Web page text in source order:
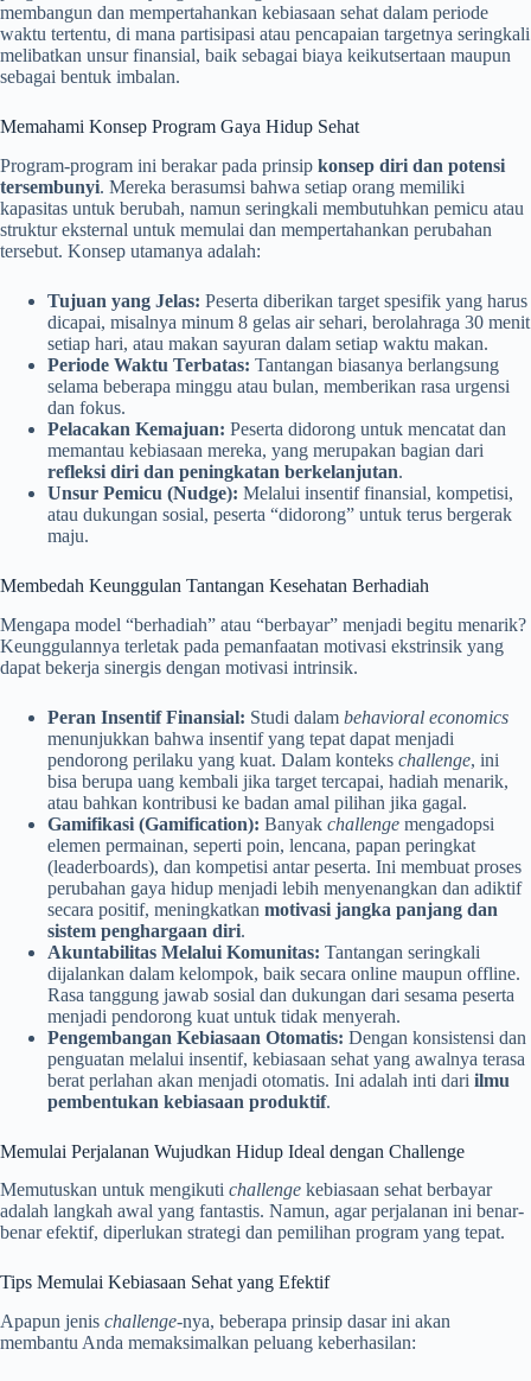
membangun dan mempertahankan kebiasaan sehat dalam periode
waktu tertentu, di mana partisipasi atau pencapaian targetnya seringkali
melibatkan unsur finansial, baik sebagai biaya keikutsertaan maupun
sebagai bentuk imbalan.
Memahami Konsep Program Gaya Hidup Sehat
Program-program ini berakar pada prinsip konsep diri dan potensi
tersembunyi. Mereka berasumsi bahwa setiap orang memiliki
kapasitas untuk berubah, namun seringkali membutuhkan pemicu atau
struktur eksternal untuk memulai dan mempertahankan perubahan
tersebut. Konsep utamanya adalah:
Tujuan yang Jelas: Peserta diberikan target spesifik yang harus
dicapai, misalnya minum 8 gelas air sehari, berolahraga 30 menit
setiap hari, atau makan sayuran dalam setiap waktu makan.
Periode Waktu Terbatas: Tantangan biasanya berlangsung
selama beberapa minggu atau bulan, memberikan rasa urgensi
dan fokus.
Pelacakan Kemajuan: Peserta didorong untuk mencatat dan
memantau kebiasaan mereka, yang merupakan bagian dari
refleksi diri dan peningkatan berkelanjutan.
Unsur Pemicu (Nudge): Melalui insentif finansial, kompetisi,
atau dukungan sosial, peserta “didorong” untuk terus bergerak
maju.
Membedah Keunggulan Tantangan Kesehatan Berhadiah
Mengapa model “berhadiah” atau “berbayar” menjadi begitu menarik?
Keunggulannya terletak pada pemanfaatan motivasi ekstrinsik yang
dapat bekerja sinergis dengan motivasi intrinsik.
Peran Insentif Finansial: Studi dalam behavioral economics
menunjukkan bahwa insentif yang tepat dapat menjadi
pendorong perilaku yang kuat. Dalam konteks challenge, ini
bisa berupa uang kembali jika target tercapai, hadiah menarik,
atau bahkan kontribusi ke badan amal pilihan jika gagal.
Gamifikasi (Gamification): Banyak challenge mengadopsi
elemen permainan, seperti poin, lencana, papan peringkat
(leaderboards), dan kompetisi antar peserta. Ini membuat proses
perubahan gaya hidup menjadi lebih menyenangkan dan adiktif
secara positif, meningkatkan motivasi jangka panjang dan
sistem penghargaan diri.
Akuntabilitas Melalui Komunitas: Tantangan seringkali
dijalankan dalam kelompok, baik secara online maupun offline.
Rasa tanggung jawab sosial dan dukungan dari sesama peserta
menjadi pendorong kuat untuk tidak menyerah.
Pengembangan Kebiasaan Otomatis: Dengan konsistensi dan
penguatan melalui insentif, kebiasaan sehat yang awalnya terasa
berat perlahan akan menjadi otomatis. Ini adalah inti dari ilmu
pembentukan kebiasaan produktif.
Memulai Perjalanan Wujudkan Hidup Ideal dengan Challenge
Memutuskan untuk mengikuti challenge kebiasaan sehat berbayar
adalah langkah awal yang fantastis. Namun, agar perjalanan ini benar-
benar efektif, diperlukan strategi dan pemilihan program yang tepat.
Tips Memulai Kebiasaan Sehat yang Efektif
Apapun jenis challenge-nya, beberapa prinsip dasar ini akan
membantu Anda memaksimalkan peluang keberhasilan: